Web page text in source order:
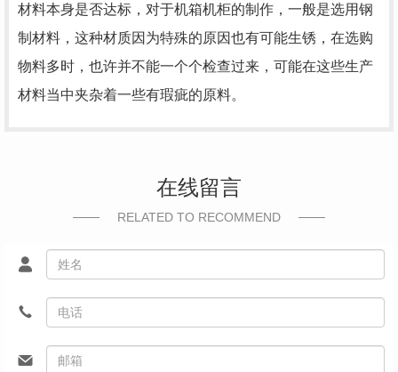
材料本身是否达标，对于机箱机柜的制作，一般是选用钢
制材料，这种材质因为特殊的原因也有可能生锈，在选购
物料多时，也许并不能一个个检查过来，可能在这些生产
材料当中夹杂着一些有瑕疵的原料。
在线留言
RELATED TO RECOMMEND